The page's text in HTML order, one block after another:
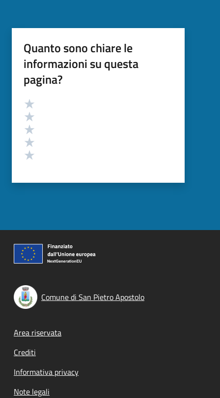
Quanto sono chiare le
informazioni su questa
pagina?
Valutazione
Comune di San Pietro Apostolo
Footer menu
Area riservata
Crediti
Informativa privacy
Note legali